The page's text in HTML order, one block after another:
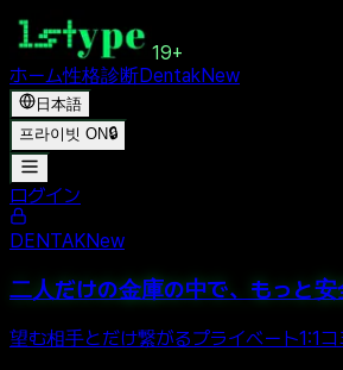
19+
ホーム性格診断DentakNew
日本語
프라이빗 ON🔒
ログイン
DENTAKNew
二人だけの金庫の中で、もっと安
望む相手とだけ繋がるプライベート1:1